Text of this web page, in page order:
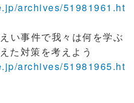
archives/51981961.ht
い事件で我々は何を学ぶ
た対策を考えよう
archives/51981965.ht